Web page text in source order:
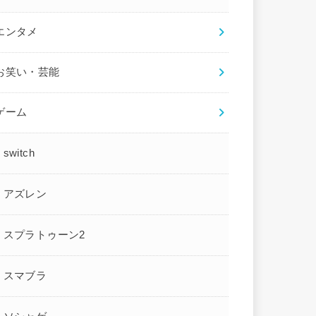
ンタメ
笑い・芸能
ーム
switch
アズレン
スプラトゥーン2
スマブラ